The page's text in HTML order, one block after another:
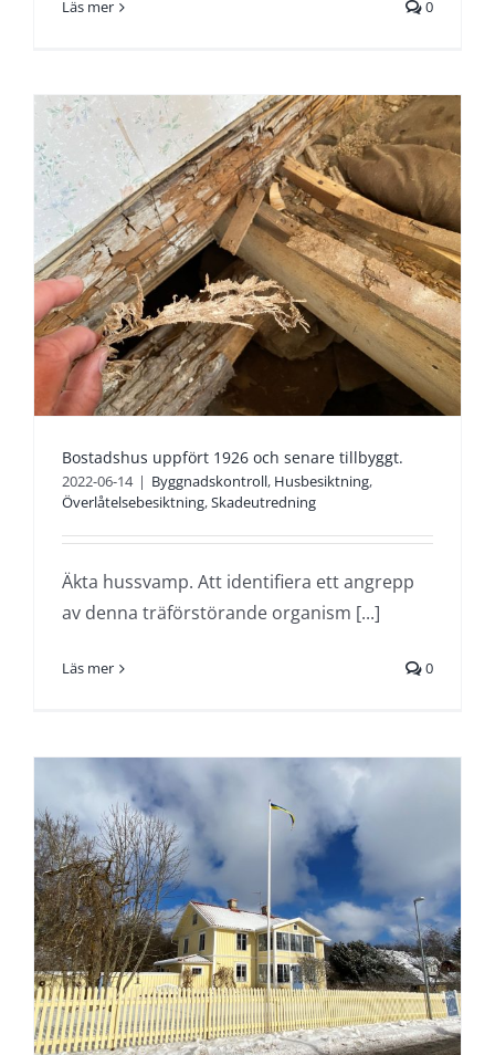
Läs mer 0
Bostadshus uppfört 1926 och senare tillbyggt.
2022-06-14 | Byggnadskontroll, Husbesiktning,
Överlåtelsebesiktning,Skadeutredning
Äkta hussvamp. Att identifiera ett angrepp
av denna träförstörande organism [...]
Läs mer 0